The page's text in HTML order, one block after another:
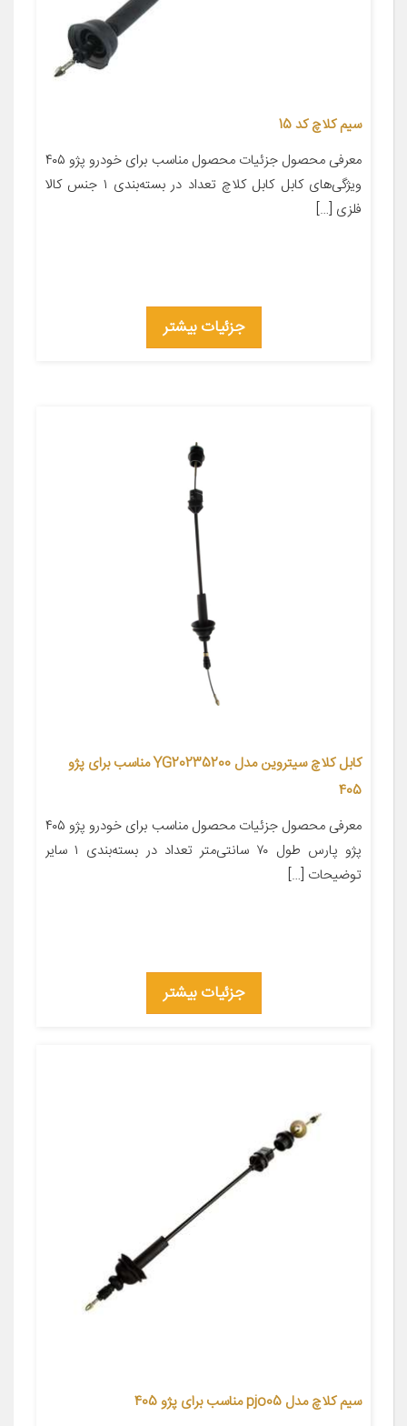
سیم کلاچ کد 15
معرفی محصول جزئیات محصول مناسب برای خودرو پژو ۴۰۵
ویژگی‌های کابل کابل کلاچ تعداد در بسته‌بندی ۱ جنس کالا
فلزی […]
جزئیات بیشتر
کابل کلاچ سیتروین مدل YG20235200 مناسب برای پژو
405
معرفی محصول جزئیات محصول مناسب برای خودرو پژو ۴۰۵
پژو پارس طول ۷۰ سانتی‌متر تعداد در بسته‌بندی ۱ سایر
توضیحات […]
جزئیات بیشتر
سیم کلاچ مدل pjo05 مناسب برای پژو 405